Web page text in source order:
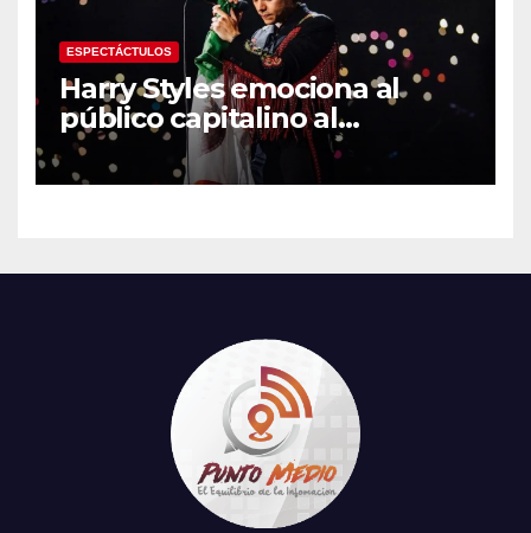
ESPECTÁCTULOS
Harry Styles emociona al
público capitalino al
interpretar “Cielito Lindo” en
su tercer concierto en la